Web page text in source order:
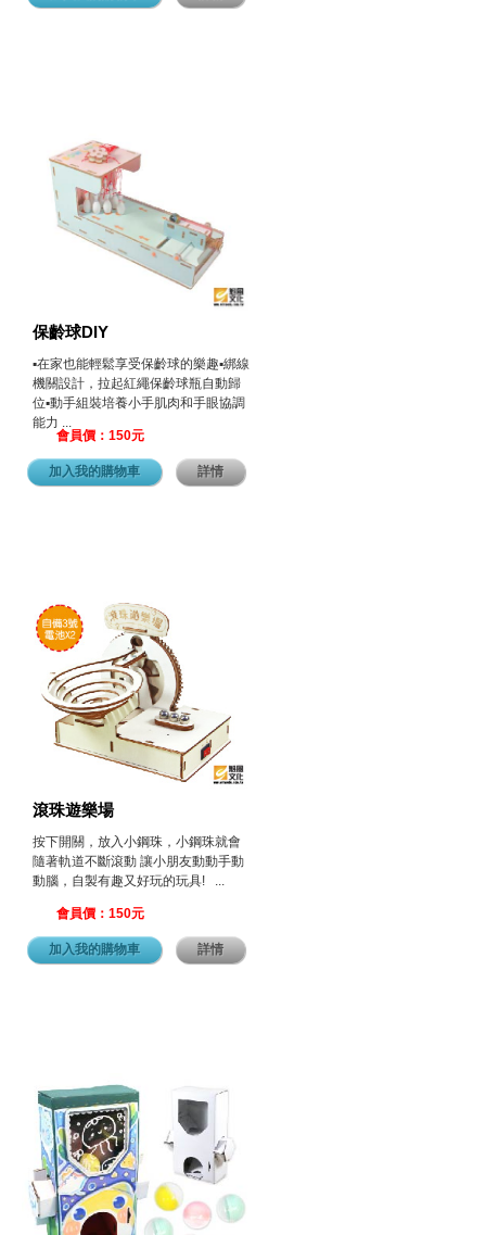
保齡球DIY
▪︎在家也能輕鬆享受保齡球的樂趣▪︎綁線
機關設計，拉起紅繩保齡球瓶自動歸
位▪︎動手組裝培養小手肌肉和手眼協調
能力 ...
會員價：150元
加入我的購物車 詳情
滾珠遊樂場
按下開關，放入小鋼珠，小鋼珠就會
隨著軌道不斷滾動 讓小朋友動動手動
動腦，自製有趣又好玩的玩具! ...
會員價：150元
加入我的購物車 詳情